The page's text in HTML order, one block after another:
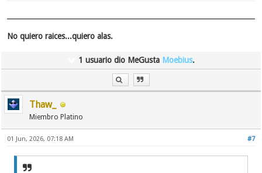
No quiero raices...quiero alas.
1 usuario dio MeGusta Moebius.
Thaw_
Miembro Platino
#7
01 Jun, 2026, 07:18 AM